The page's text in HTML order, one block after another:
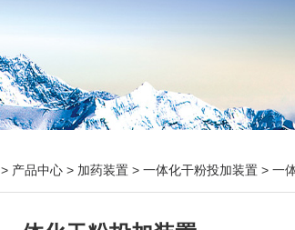
> 产品中心 > 加药装置 > 一体化干粉投加装置 > 一